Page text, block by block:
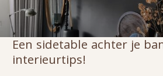
Een sidetable achter je
interieurtips!